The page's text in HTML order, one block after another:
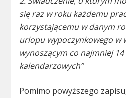
się raz w roku każdemu
korzystającemu w danym
urlopu wypoczynkowego w
wynoszącym co najmniej
kalendarzowych”
Pomimo powyższego